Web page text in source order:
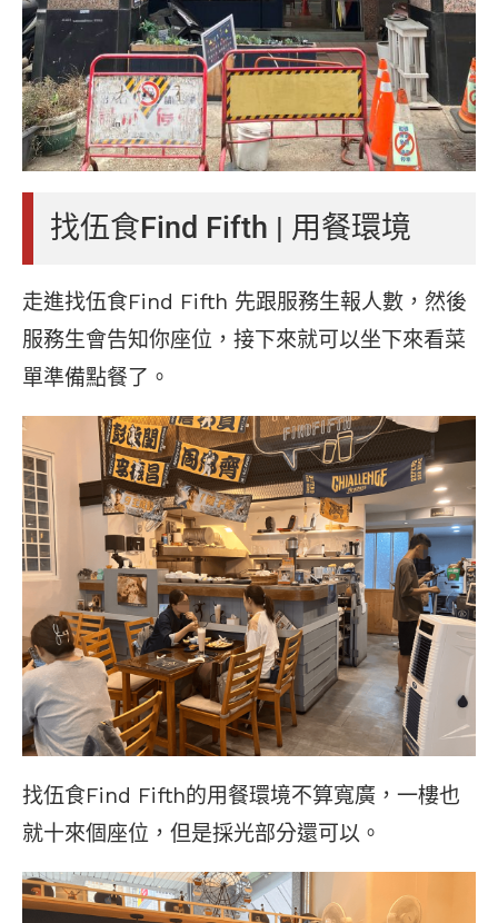
找伍食Find Fifth | 用餐環境
走進找伍食Find Fifth 先跟服務生報人數，然後
服務生會告知你座位，接下來就可以坐下來看菜
單準備點餐了。
找伍食Find Fifth的用餐環境不算寬廣，一樓也
就十來個座位，但是採光部分還可以。